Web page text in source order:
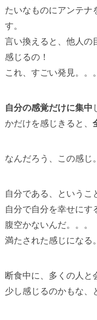
たいなものにアンテナ
す。
言い換えると、他人の
感じるの！
これ、すごい発見。。。
自分の感覚だけに集中
かだけを感じきると、
なんだろう、この感じ。
自分である、というこ
自分で自分を幸せにす
腹空かないんだ。。。
満たされた感じになる。
断食中に、多くの人と
少し感じるのかもな、